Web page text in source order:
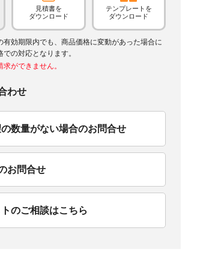
見積書を
ダウンロード
テンプレートを
ダウンロード
効期限内でも、商品価格に変動があった場合に
の対応となります。
ができません。
わせ
の数量がない場合のお問合せ
お問合せ
のご相談はこちら